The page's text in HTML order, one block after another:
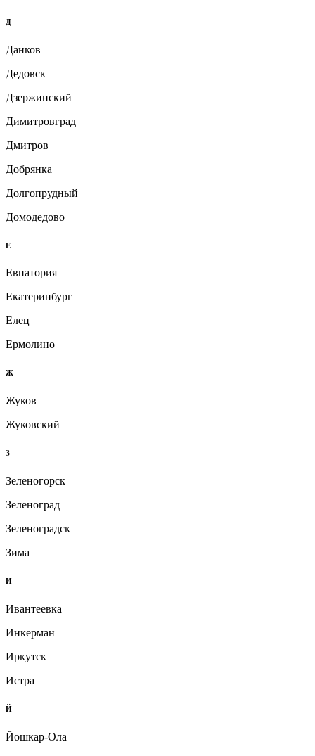
Д
Данков
Дедовск
Дзержинский
Димитровград
Дмитров
Добрянка
Долгопрудный
Домодедово
Е
Евпатория
Екатеринбург
Елец
Ермолино
Ж
Жуков
Жуковский
З
Зеленогорск
Зеленоград
Зеленоградск
Зима
И
Ивантеевка
Инкерман
Иркутск
Истра
Й
Йошкар-Ола